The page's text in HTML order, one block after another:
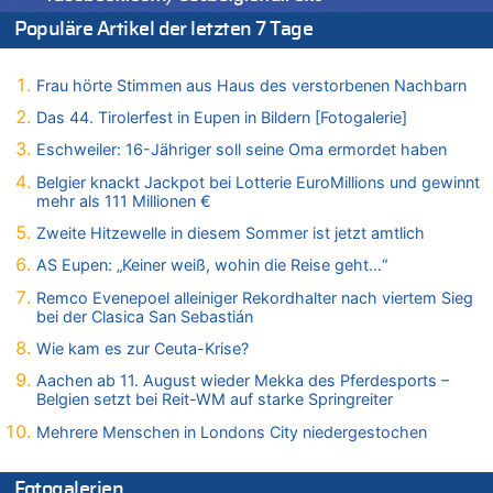
Drohnen mit Strengstoff? War es Russland?
09.08.2026 - 08:21 von Zuhörer zu
Belgien setzt bei Reit-WM auf starke Springreiter
09.08.2026 - 07:40 von SoSo zu
Aachen ab 11. August wieder Mekka des Pferdesports –
09.08.2026 - 07:00 von Zuhörer zu
Leipzig, Mechernich und die Frage: Wer steckt hinter den
Drohnen mit Strengstoff? War es Russland?
09.08.2026 - 01:10 von Peter S. zu
Leipzig, Mechernich und die Frage: Wer steckt hinter den
09.08.2026 - 01:07 von Peter S. zu
Drohnen mit Strengstoff? War es Russland?
09.08.2026 - 01:05 von Peter S. zu
Populäre Artikel der letzten 7 Tage
Frau hörte Stimmen aus Haus des verstorbenen Nachbarn
Das 44. Tirolerfest in Eupen in Bildern [Fotogalerie]
Eschweiler: 16-Jähriger soll seine Oma ermordet haben
Belgier knackt Jackpot bei Lotterie EuroMillions und gewinnt
mehr als 111 Millionen €
Zweite Hitzewelle in diesem Sommer ist jetzt amtlich
AS Eupen: „Keiner weiß, wohin die Reise geht…“
Remco Evenepoel alleiniger Rekordhalter nach viertem Sieg
bei der Clasica San Sebastián
Wie kam es zur Ceuta-Krise?
Aachen ab 11. August wieder Mekka des Pferdesports –
Belgien setzt bei Reit-WM auf starke Springreiter
Mehrere Menschen in Londons City niedergestochen